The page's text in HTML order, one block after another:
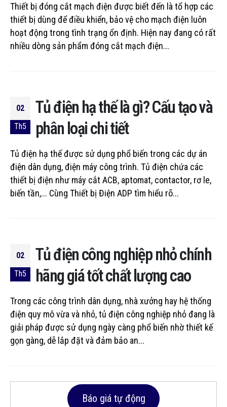
Thiết bị đóng cắt mạch điện được biết đến là tổ hợp các
thiết bị dùng để điều khiển, bảo vệ cho mạch điện luôn
hoạt động trong tình trạng ổn định. Hiện nay đang có rất
nhiều dòng sản phẩm đóng cắt mạch điện...
02
Th5
Tủ điện hạ thế là gì? Cấu tạo và
phân loại chi tiết
Tủ điện hạ thế được sử dụng phổ biến trong các dự án
điện dân dụng, điện máy công trình. Tủ điện chứa các
thiết bị điện như máy cắt ACB, aptomat, contactor, rơ le,
biến tần,... Cùng Thiết bị Điện ADP tìm hiểu rõ...
02
Th5
Tủ điện công nghiệp nhỏ chính
hãng giá tốt chất lượng cao
Trong các công trình dân dụng, nhà xưởng hay hệ thống
điện quy mô vừa và nhỏ, tủ điện công nghiệp nhỏ đang là
giải pháp được sử dụng ngày càng phổ biến nhờ thiết kế
gọn gàng, dễ lắp đặt và đảm bảo an...
Báo giá tự động